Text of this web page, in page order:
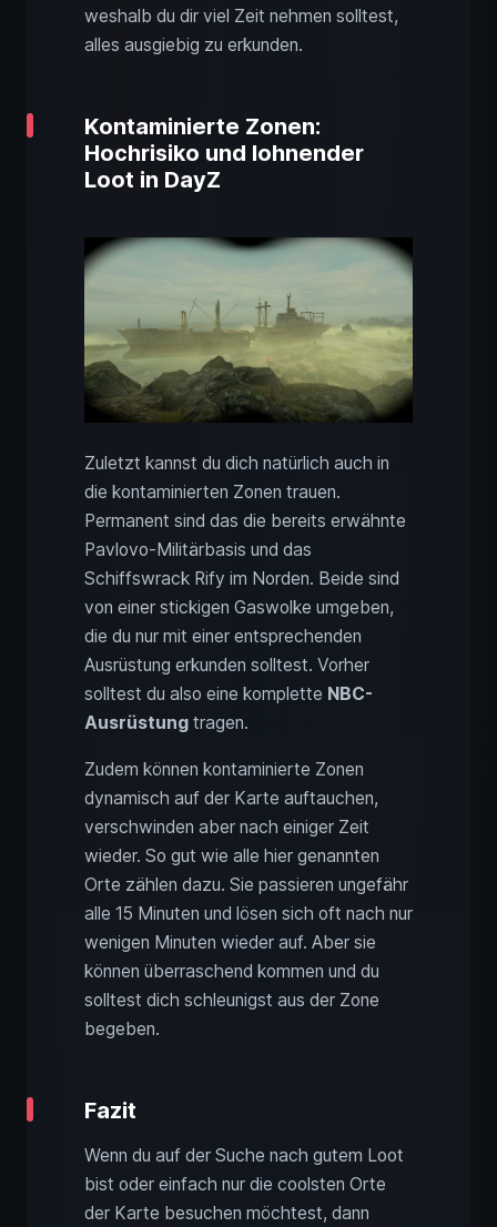
weshalb du dir viel Zeit nehmen solltest,
alles ausgiebig zu erkunden.
Kontaminierte Zonen:
Hochrisiko und lohnender
Loot in DayZ
Zuletzt kannst du dich natürlich auch in
die kontaminierten Zonen trauen.
Permanent sind das die bereits erwähnte
Pavlovo-Militärbasis und das
Schiffswrack Rify im Norden. Beide sind
von einer stickigen Gaswolke umgeben,
die du nur mit einer entsprechenden
Ausrüstung erkunden solltest. Vorher
solltest du also eine komplette NBC-
Ausrüstung tragen.
Zudem können kontaminierte Zonen
dynamisch auf der Karte auftauchen,
verschwinden aber nach einiger Zeit
wieder. So gut wie alle hier genannten
Orte zählen dazu. Sie passieren ungefähr
alle 15 Minuten und lösen sich oft nach nur
wenigen Minuten wieder auf. Aber sie
können überraschend kommen und du
solltest dich schleunigst aus der Zone
begeben.
Fazit
Wenn du auf der Suche nach gutem Loot
bist oder einfach nur die coolsten Orte
der Karte besuchen möchtest, dann